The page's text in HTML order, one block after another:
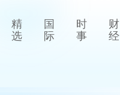
精
选
国
际
时
事
财
经